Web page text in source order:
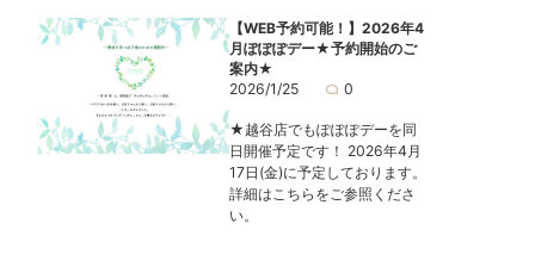
【WEB予約可能！】2026年4
月ぽぽぽデー★予約開始のご
案内★
2026/1/25
0
★越谷店でもぽぽぽデーを同
日開催予定です！ 2026年4月
17日(金)に予定しております。
詳細はこちらをご参照くださ
い。